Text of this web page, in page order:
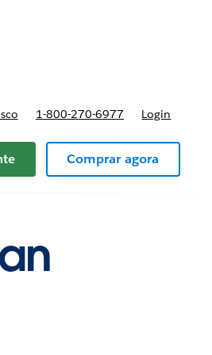
1-800-270-6977 Login
Comprar agora